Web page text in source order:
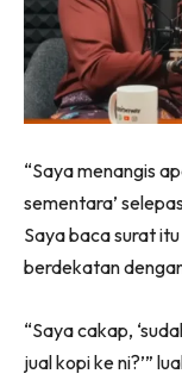
“Saya menangis
sementara’
Saya baca surat
berdekatan
“Saya cakap,
jual kopi ke ni?’”